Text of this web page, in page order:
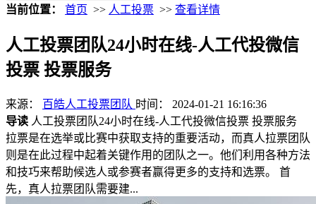
当前位置： 首页 >> 人工投票 >> 查看详情
人工投票团队24小时在线-人工代投微信
投票 投票服务
来源： 百皓人工投票团队 时间： 2024-01-21 16:16:36
导读 人工投票团队24小时在线-人工代投微信投票 投票服务
拉票是在选举或比赛中获取支持的重要活动，而真人拉票团队
则是在此过程中起着关键作用的团队之一。他们利用各种方法
和技巧来帮助候选人或参赛者赢得更多的支持和选票。 首
先，真人拉票团队需要建...